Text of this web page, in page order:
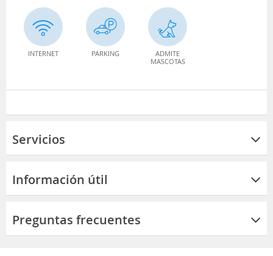
INTERNET PARKING
ADMITE
MASCOTAS
Servicios
Información útil
Preguntas frecuentes